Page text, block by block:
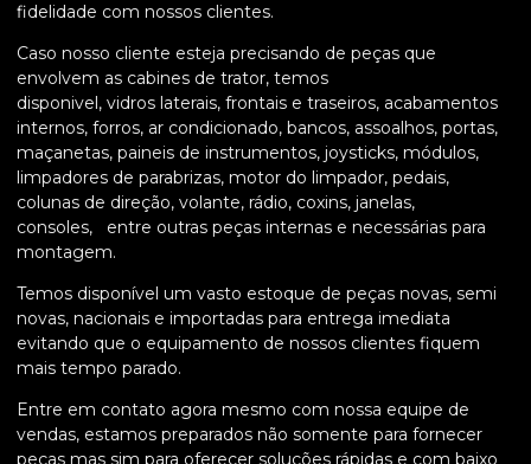
fidelidade com nossos clientes.
Caso nosso cliente esteja precisando de peças que
envolvem as cabines de trator, temos
disponivel, vidros laterais, frontais e traseiros, acabamentos
internos, forros, ar condicionado, bancos, assoalhos, portas,
maçanetas, paineis de instrumentos, joysticks, módulos,
limpadores de parabrizas, motor do limpador, pedais,
colunas de direção, volante, rádio, coxins, janelas,
consoles, entre outras peças internas e necessárias para
montagem.
Temos disponível um vasto estoque de peças novas, semi
novas, nacionais e importadas para entrega imediata
evitando que o equipamento de nossos clientes fiquem
mais tempo parado.
Entre em contato agora mesmo com nossa equipe de
vendas, estamos preparados não somente para fornecer
peças mas sim para oferecer soluções rápidas e com baixo